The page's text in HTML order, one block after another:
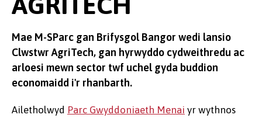
Mae M-SParc gan Brifysgol Bangor wedi lansio
Clwstwr AgriTech, gan hyrwyddo cydweithredu ac
arloesi mewn sector twf uchel gyda buddion
economaidd i'r rhanbarth.
Ailetholwyd Parc Gwyddoniaeth Menai yr wythnos